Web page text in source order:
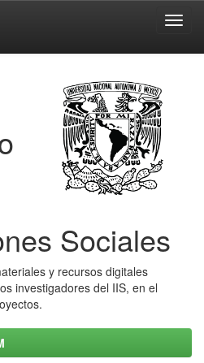
Sociales
y recursos digitales
investigadores del IIS, en el